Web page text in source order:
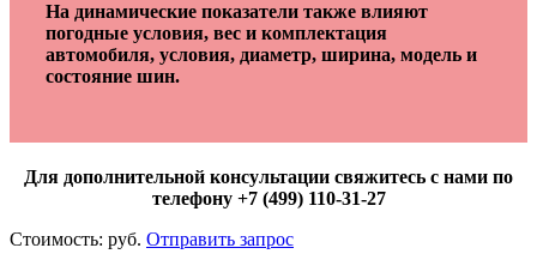
На динамические показатели также влияют
погодные условия, вес и комплектация
автомобиля, условия, диаметр, ширина, модель и
состояние шин.
Для дополнительной консультации свяжитесь с нами по
телефону +7 (499) 110-31-27
Стоимость: руб. Отправить запрос